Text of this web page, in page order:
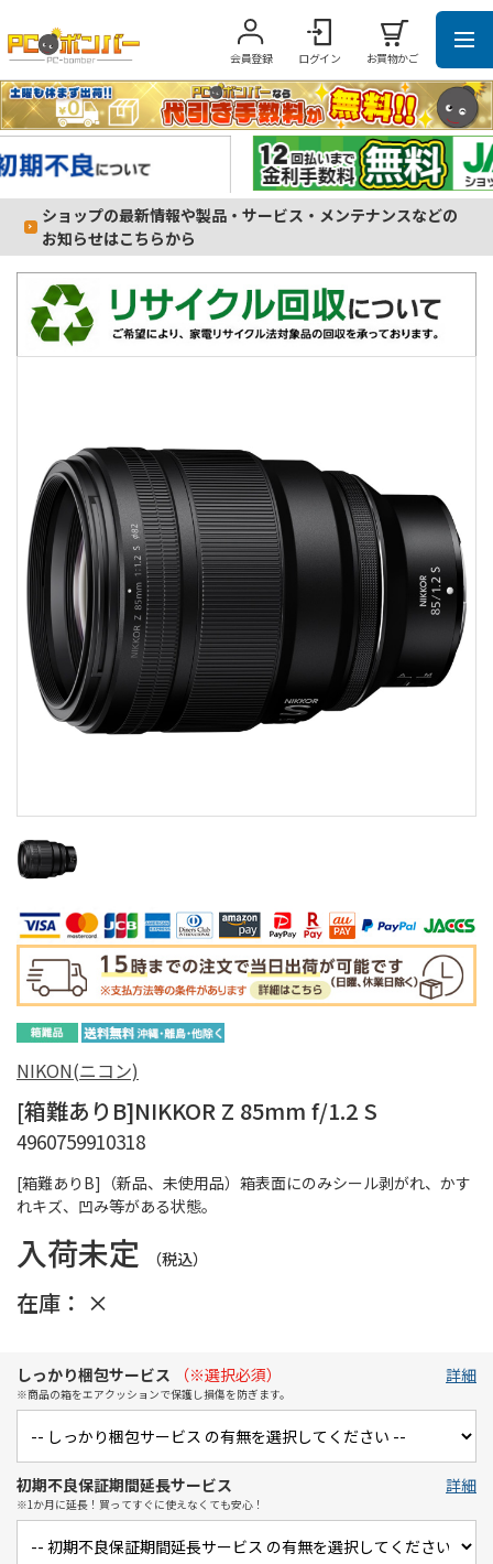
会員登録 ログイン お買物かご
ショップの最新情報や製品・サービス・メンテナンスなどの
お知らせはこちらから
[箱難ありB]（新品、未使用品）箱表面にのみシール剥がれ、かす
れキズ、凹み等がある状態。
NIKON(ニコン)
[箱難ありB]NIKKOR Z 85mm f/1.2 S
4960759910318
入荷未定 （税込）
在庫： ×
しっかり梱包サービス （※選択必須）
※商品の箱をエアクッションで保護し損傷を防ぎます。
詳細
初期不良保証期間延長サービス
※1か月に延長！買ってすぐに使えなくても安心！
詳細